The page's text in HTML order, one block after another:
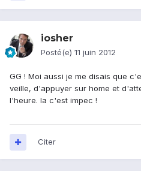
iosher
Posté(e) 11 juin 2012
GG ! Moi aussi je me disais que
veille, d'appuyer sur home et
l'heure. la c'est impec !
Citer